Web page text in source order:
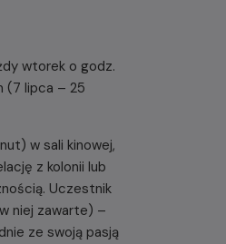
wtorek o godz.
(7 lipca – 25
w sali kinowej,
z kolonii lub
Uczestnik
niej zawarte) –
ze swoją pasją